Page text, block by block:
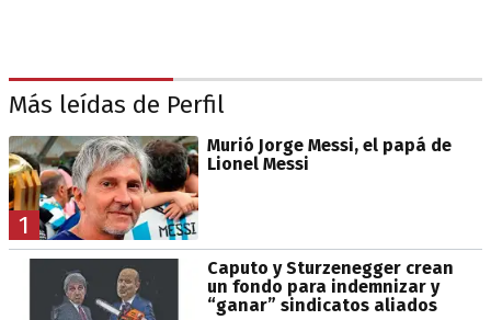
Más leídas de Perfil
1
Murió Jorge Messi, el papá de
Lionel Messi
Caputo y Sturzenegger crean
un fondo para indemnizar y
“ganar” sindicatos aliados